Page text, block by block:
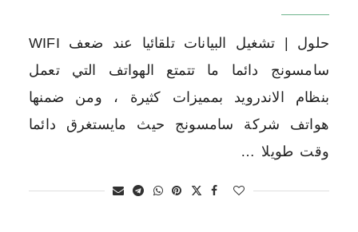
حلول | تشغيل البيانات تلقائيا عند ضعف WIFI
سامسونج دائما ما تتمتع الهواتف التي تعمل
بنظام الاندرويد بمميزات كثيرة ، ومن ضمنها
هواتف شركة سامسونج حيث مايستغرق دائما
وقت طويلا …